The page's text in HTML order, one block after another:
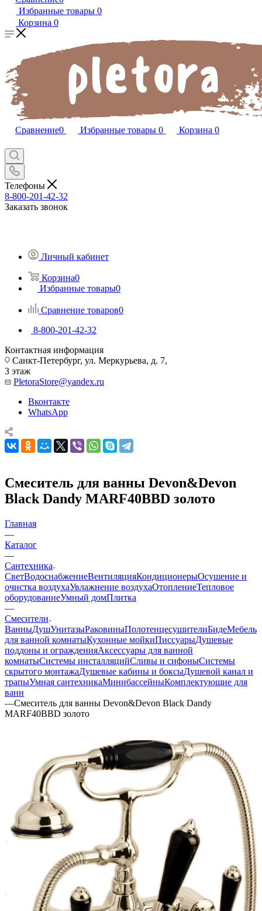
Избранные товары 0
Корзина 0
Сравнение0 Избранные товары 0 Корзина 0
Телефоны
8-800-201-42-32
Заказать звонок
Личный кабинет
Корзина0
Избранные товары0
Сравнение товаров0
8-800-201-42-32
Контактная информация
Санкт-Петербург, ул. Меркурьева, д. 7,
3 этаж
PletoraStore@yandex.ru
Вконтакте
WhatsApp
Смеситель для ванны Devon&Devon
Black Dandy MARF40BBD золото
Главная
—
Каталог
—
Сантехника
СветВодоснабжениеВентиляцияКондиционерыОсушение и
очистка воздухаУвлажнение воздухаОтоплениеТепловое
оборудованиеУмный домПлитка
—
Смесители
ВанныДушУнитазыРаковиныПолотенцесушителиБидеМебель
для ванной комнатыКухонные мойкиПиссуарыДушевые
поддоны и огражденияАксессуары для ванной
комнатыСистемы инсталляцийСливы и сифоныСистемы
скрытого монтажаДушевые кабины и боксыДушевой канал и
трапыУмная сантехникаМинибассейныКомплектующие для
ванн
—Смеситель для ванны Devon&Devon Black Dandy
MARF40BBD золото